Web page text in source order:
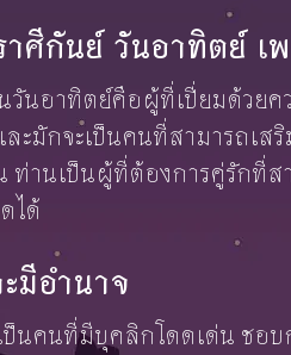
าศีกันย์ วันอาทิตย์ เ
วันอาทิตย์คือผู้ที่เปี่ยมด้วย
ะมักจะเป็นคนที่สามารถเ
ท่านเป็นผู้ที่ต้องการคู่รักที่
ได้
มีอำนาจ
นคนที่มีบุคลิกโดดเด่น ชอบ